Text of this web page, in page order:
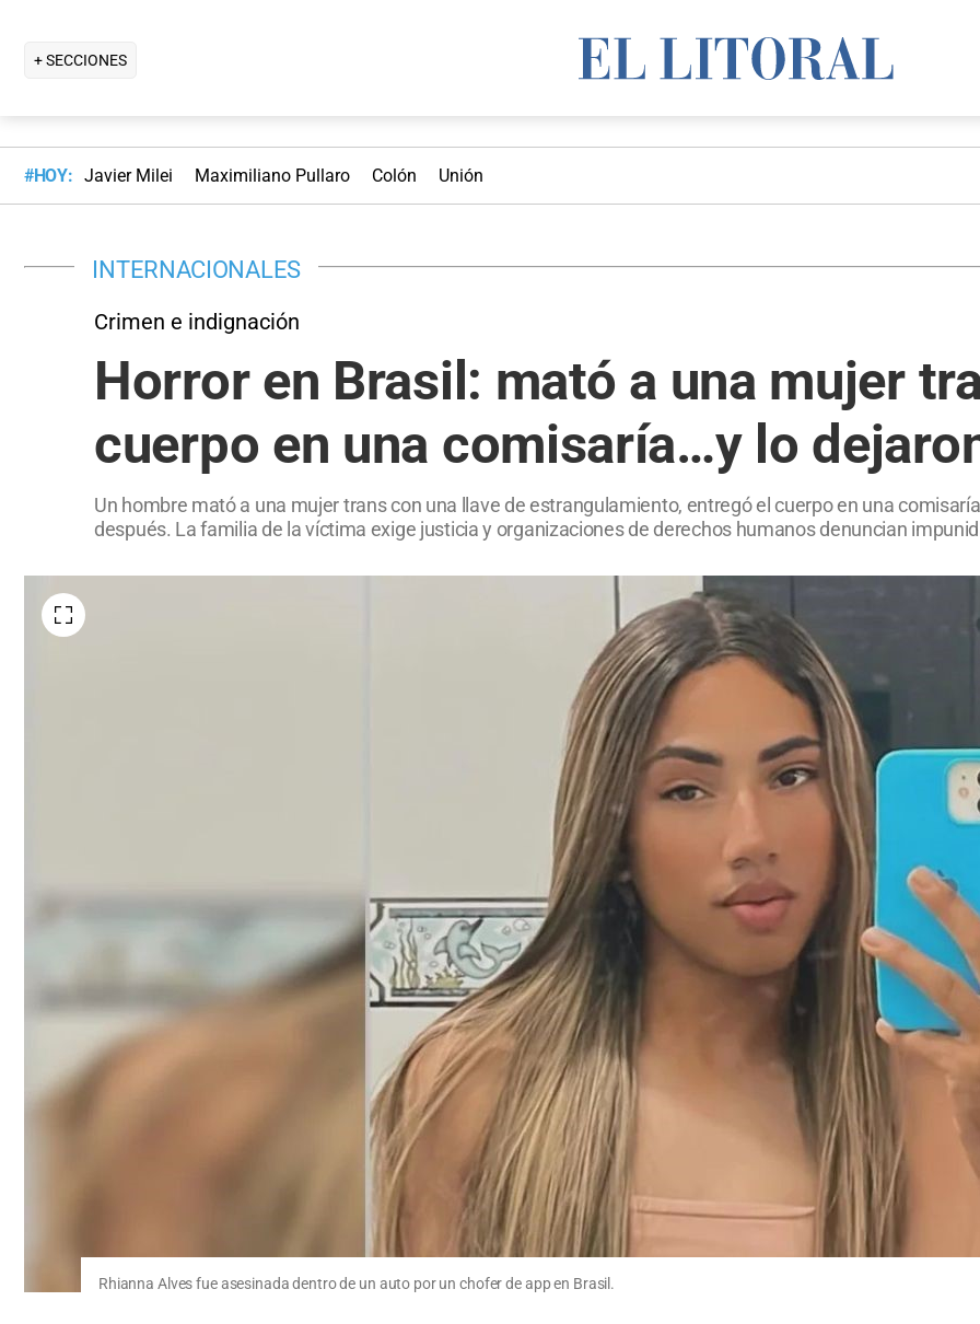
+ SECCIONES
#HOY: Javier Milei Maximiliano Pullaro Colón Unión
INTERNACIONALES
Crimen e indignación
Horror en Brasil: mató a una mujer
cuerpo en una comisaría…y lo
Un hombre mató a una mujer trans con una llave de estrangulamiento, entregó el cuerpo en una
después. La familia de la víctima exige justicia y organizaciones de derechos humanos denuncian
Rhianna Alves fue asesinada dentro de un auto por un chofer de app en Brasil.